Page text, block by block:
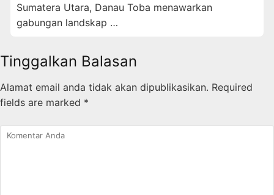
Sumatera Utara, Danau Toba menawarkan
gabungan landskap …
Tinggalkan Balasan
Alamat email anda tidak akan dipublikasikan. Required
fields are marked *